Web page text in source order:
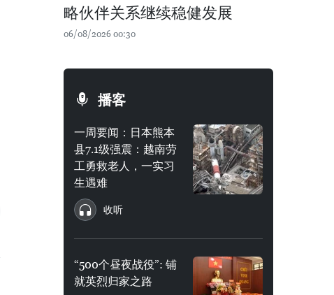
略伙伴关系继续稳健发展
06/08/2026 00:30
播客
一周要闻：日本熊本
县7.1级强震：越南劳
工勇救老人，一实习
生遇难
收听
“500个昼夜战役”: 铺
就英烈归家之路